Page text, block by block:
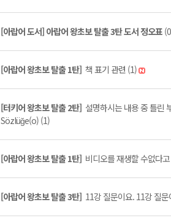
[아랍어 도서] 아랍어 왕초보 탈출 3탄 도서 정오표
[아랍어 왕초보 탈출 1탄] 책 표기 관련 (1)
[터키어 왕초보 탈출 2탄] 설명하시는 내용 중 틀린
Sözlüğe(o) (1)
[아랍어 왕초보 탈출 1탄] 비디오를 재생할 수없다
[아랍어 왕초보 탈출 3탄] 11강 질문이요. 11강 질